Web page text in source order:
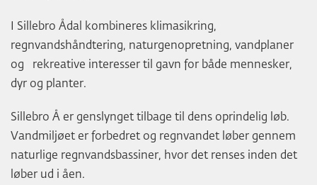
I Sillebro Ådal kombineres klimasikring,
regnvandshåndtering, naturgenopretning, vandplaner
og rekreative interesser til gavn for både mennesker,
dyr og planter.
Sillebro Å er genslynget tilbage til dens oprindelig løb.
Vandmiljøet er forbedret og regnvandet løber gennem
naturlige regnvandsbassiner, hvor det renses inden det
løber ud i åen.